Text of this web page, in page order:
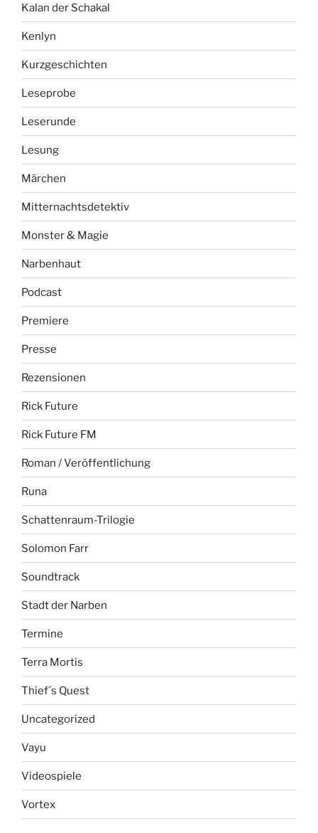
Kalan der Schakal
Kenlyn
Kurzgeschichten
Leseprobe
Leserunde
Lesung
Märchen
Mitternachtsdetektiv
Monster & Magie
Narbenhaut
Podcast
Premiere
Presse
Rezensionen
Rick Future
Rick Future FM
Roman / Veröffentlichung
Runa
Schattenraum-Trilogie
Solomon Farr
Soundtrack
Stadt der Narben
Termine
Terra Mortis
Thief´s Quest
Uncategorized
Vayu
Videospiele
Vortex